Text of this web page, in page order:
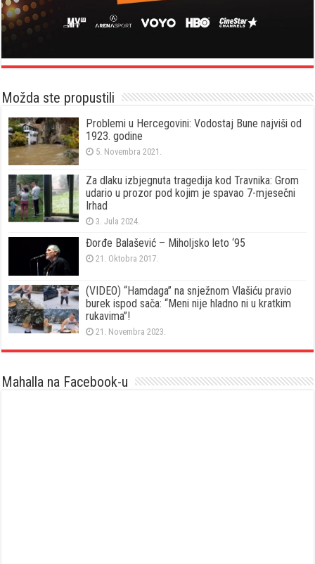
Možda ste propustili
Problemi u Hercegovini: Vodostaj Bune najviši od
1923. godine
5. Novembra 2021.
Za dlaku izbjegnuta tragedija kod Travnika: Grom
udario u prozor pod kojim je spavao 7-mjesečni
Irhad
3. Jula 2024.
Đorđe Balašević – Miholjsko leto ‘95
21. Oktobra 2017.
(VIDEO) “Hamdaga” na snježnom Vlašiću pravio
burek ispod sača: “Meni nije hladno ni u kratkim
rukavima”!
21. Novembra 2023.
Mahalla na Facebook-u